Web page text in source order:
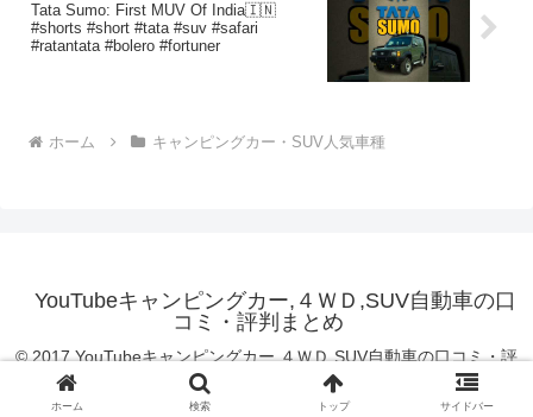
Tata Sumo: First MUV Of India🇮🇳
#shorts #short #tata #suv #safari
#ratantata #bolero #fortuner
ホーム キャンピングカー・SUV人気車種
YouTubeキャンピングカー,４ＷＤ,SUV自動車の口
コミ・評判まとめ
© 2017 YouTubeキャンピングカー,４ＷＤ,SUV自動車の口コミ・評
ホーム 検索 トップ サイドバー